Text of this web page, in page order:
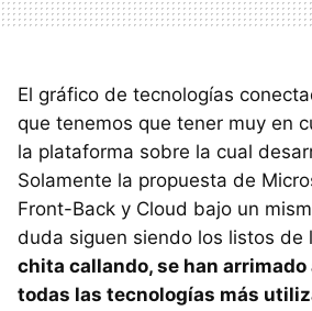
El gráfico de tecnologías
que tenemos que tener muy en
la plataforma sobre la cual
Solamente la propuesta de
Front-Back y Cloud bajo un
duda siguen siendo los listos de
chita callando, se han arrimado
todas las tecnologías más